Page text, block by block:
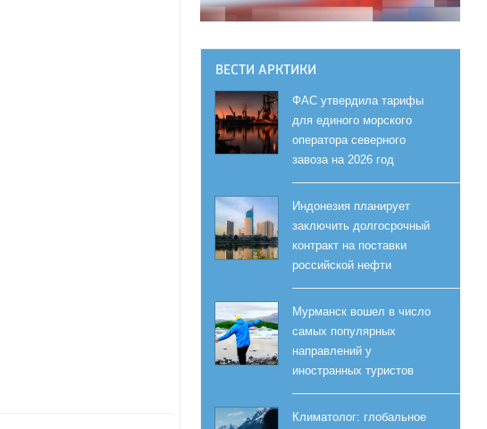
ВЕСТИ АРКТИКИ
ФАС утвердила тарифы
для единого морского
оператора северного
завоза на 2026 год
Индонезия планирует
заключить долгосрочный
контракт на поставки
российской нефти
Мурманск вошел в число
самых популярных
направлений у
иностранных туристов
Климатолог: глобальное